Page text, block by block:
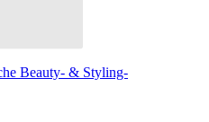
Beauty- & Styling-